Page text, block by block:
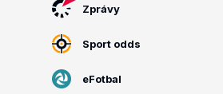
Zprávy
Sport odds
eFotbal